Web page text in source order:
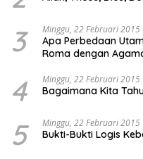
Indonesia Emas
3 Minggu, 22 Februari
Apa Perbedaan
Roma dengan
4 Minggu, 22 Februari
Bagaimana Kita
5 Minggu, 22 Februari
Bukti-Bukti Logis